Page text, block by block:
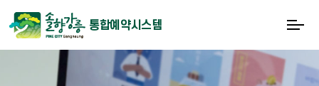
통합예약시스템